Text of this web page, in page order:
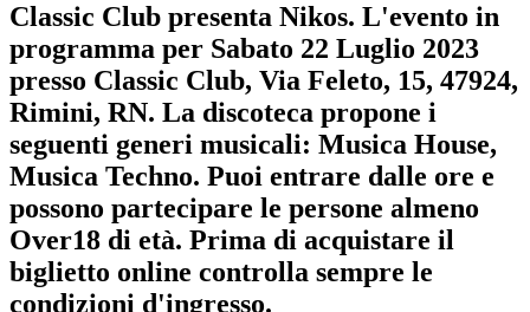
Classic Club presenta Nikos. L'evento in
programma per Sabato 22 Luglio 2023
presso Classic Club, Via Feleto, 15, 47924,
Rimini, RN. La discoteca propone i
seguenti generi musicali: Musica House,
Musica Techno. Puoi entrare dalle ore e
possono partecipare le persone almeno
Over18 di età. Prima di acquistare il
biglietto online controlla sempre le
condizioni d'ingresso.